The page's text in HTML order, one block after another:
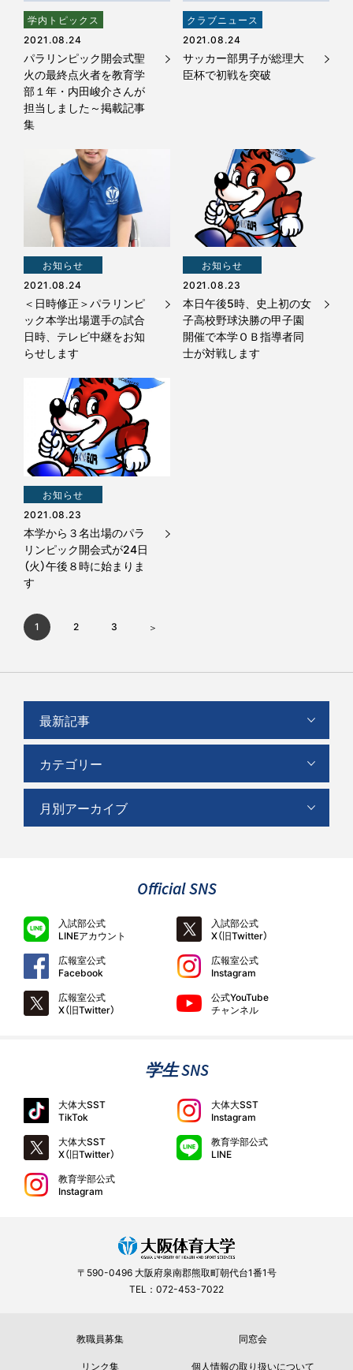
学内トピックス
2021.08.24
パラリンピック開会式聖
火の最終点火者を教育学
部１年・内田峻介さんが
担当しました～掲載記事
集
クラブニュース
2021.08.24
サッカー部男子が総理大
臣杯で初戦を突破
お知らせ
2021.08.24
＜日時修正＞パラリンピ
ック本学出場選手の試合
日時、テレビ中継をお知
らせします
お知らせ
2021.08.23
本日午後5時、史上初の女
子高校野球決勝の甲子園
開催で本学ＯＢ指導者同
士が対戦します
お知らせ
2021.08.23
本学から３名出場のパラ
リンピック開会式が24日
（火）午後８時に始まりま
す
1 2 3
最新記事
カテゴリー
月別アーカイブ
Official SNS
入試部公式
LINEアカウント
入試部公式
X（旧Twitter）
広報室公式
Facebook
広報室公式
Instagram
広報室公式
X（旧Twitter）
公式YouTube
チャンネル
学生 SNS
大体大SST
TikTok
大体大SST
Instagram
大体大SST
X（旧Twitter）
教育学部公式
LINE
教育学部公式
Instagram
〒590-0496 大阪府泉南郡熊取町朝代台1番1号
TEL：072-453-7022
教職員募集
同窓会
リンク集
個人情報の取り扱いについて